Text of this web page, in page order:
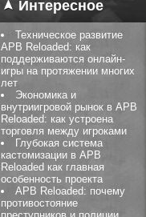
Интересное
Техническое развитие
APB Reloaded: как
поддерживаются онлайн-
игры на протяжении многих
лет
Экономика и
внутриигровой рынок в APB
Reloaded: как устроена
торговля между игроками
Глубокая система
кастомизации в APB
Reloaded как главная
особенность проекта
APB Reloaded: почему
противостояние